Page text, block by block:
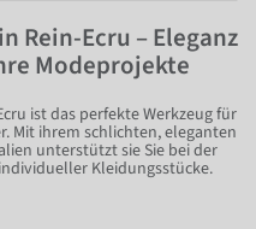
Rein-Ecru – Eleganz
Modeprojekte
ist das perfekte Werkzeug für
Mit ihrem schlichten, eleganten
unterstützt sie Sie bei der
Kleidungsstücke.